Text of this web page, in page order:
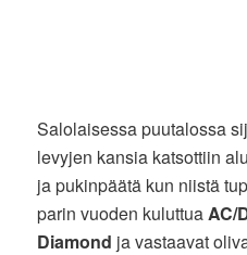
Salolaisessa puutalossa
levyjen kansia katsottiin
ja pukinpäätä kun niistä
parin vuoden kuluttuaAC/
Diamond ja vastaavat